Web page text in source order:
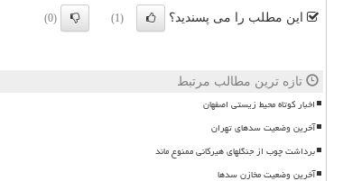
این مطلب را می پسندید؟ (1)
(0)
تازه ترین مطالب مرتبط
اخبار کوتاه محیط زیستی اصفهان
آخرین وضعیت سدهای تهران
برداشت چوب از جنگلهای هیرکانی ممنوع ماند
آخرین وضعیت مخازن سدها